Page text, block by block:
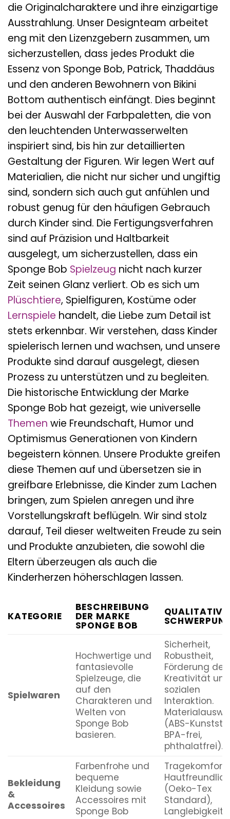
die Originalcharaktere und ihre einzigartige
Ausstrahlung. Unser Designteam arbeitet
eng mit den Lizenzgebern zusammen, um
sicherzustellen, dass jedes Produkt die
Essenz von Sponge Bob, Patrick, Thaddäus
und den anderen Bewohnern von Bikini
Bottom authentisch einfängt. Dies beginnt
bei der Auswahl der Farbpaletten, die von
den leuchtenden Unterwasserwelten
inspiriert sind, bis hin zur detaillierten
Gestaltung der Figuren. Wir legen Wert auf
Materialien, die nicht nur sicher und ungiftig
sind, sondern sich auch gut anfühlen und
robust genug für den häufigen Gebrauch
durch Kinder sind. Die Fertigungsverfahren
sind auf Präzision und Haltbarkeit
ausgelegt, um sicherzustellen, dass ein
Sponge Bob Spielzeug nicht nach kurzer
Zeit seinen Glanz verliert. Ob es sich um
Plüschtiere, Spielfiguren, Kostüme oder
Lernspiele handelt, die Liebe zum Detail ist
stets erkennbar. Wir verstehen, dass Kinder
spielerisch lernen und wachsen, und unsere
Produkte sind darauf ausgelegt, diesen
Prozess zu unterstützen und zu begleiten.
Die historische Entwicklung der Marke
Sponge Bob hat gezeigt, wie universelle
Themen wie Freundschaft, Humor und
Optimismus Generationen von Kindern
begeistern können. Unsere Produkte greifen
diese Themen auf und übersetzen sie in
greifbare Erlebnisse, die Kinder zum Lachen
bringen, zum Spielen anregen und ihre
Vorstellungskraft beflügeln. Wir sind stolz
darauf, Teil dieser weltweiten Freude zu sein
und Produkte anzubieten, die sowohl die
Eltern überzeugen als auch die
Kinderherzen höherschlagen lassen.
KATEGORIE
BESCHREIBUNG
DER MARKE
SPONGE BOB
QUALITATIVE
Spielwaren
Hochwertige und
fantasievolle
Spielzeuge, die
auf den
Charakteren und
Welten von
Sponge Bob
basieren.
Sicherheit,
Robustheit,
Förderung der
Kreativität und
sozialen
Interaktion.
(ABS-
BPA-frei,
phthalatfrei).
Bekleidung
&
Accessoires
Farbenfrohe und
bequeme
Kleidung sowie
Accessoires mit
Sponge Bob
Tragekomfort,
(Oeko-Tex
Standard),
Langlebigkeit